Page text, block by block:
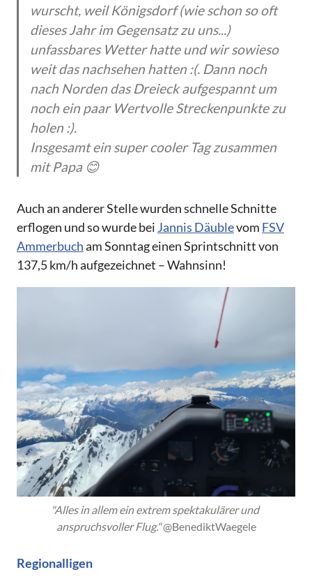
wurscht, weil Königsdorf (wie schon so oft
dieses Jahr im Gegensatz zu uns...)
unfassbares Wetter hatte und wir sowieso
weit das nachsehen hatten :(. Dann noch
nach Norden das Dreieck aufgespannt um
noch ein paar Wertvolle Streckenpunkte zu
holen :).
Insgesamt ein super cooler Tag zusammen
mit Papa 😊
Auch an anderer Stelle wurden schnelle Schnitte
erflogen und so wurde bei Jannis Däublevom FSV
Ammerbucham Sonntag einen Sprintschnitt von
137,5 km/h aufgezeichnet – Wahnsinn!
"Alles in allem ein extrem spektakulärer und
anspruchsvoller Flug." @BenediktWaegele
Regionalligen